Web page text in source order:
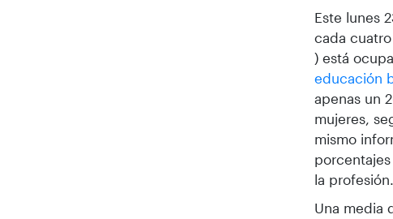
Este lunes
cada
) está
educación
apenas un
mujeres,
mismo
la profesión.
Una media